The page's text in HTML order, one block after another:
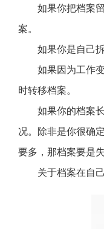
如果你把档案
案。
如果你是自己
如果因为工作
时转移档案。
如果你的档案
况。除非是你很确
要多，那档案要是
关于档案在自